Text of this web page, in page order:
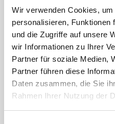
Wir verwenden Cookies,
personalisieren, Funktionen
und die Zugriffe auf unsere
wir Informationen zu Ihrer
Partner für soziale Medien,
Partner führen diese
Daten zusammen, die Sie
Rahmen Ihrer Nutzung der
Hüdig + Rocholz
Schneidständer
Artikel-Nr. BE.12734